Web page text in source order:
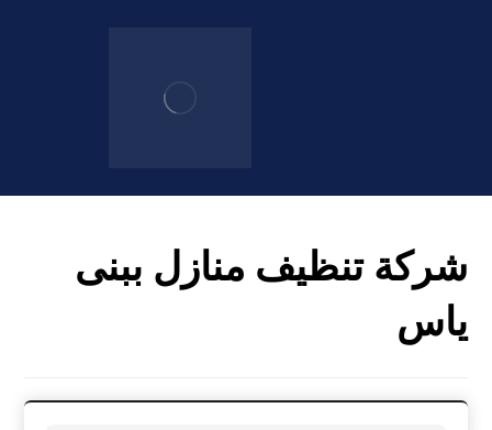
شركة تنظيف منازل ببنى
ياس